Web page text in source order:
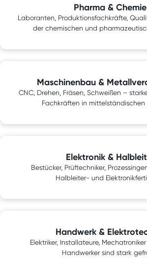
Pharma & Chemie
Laboranten, Produktionsfachkräfte,
der chemischen und
Maschinenbau &
CNC, Drehen, Fräsen, Schweißen –
Fachkräften in mittelständischen
Elektronik &
Bestücker, Prüftechniker,
Halbleiter- und
Handwerk &
Elektriker, Installateure,
Handwerker sind stark